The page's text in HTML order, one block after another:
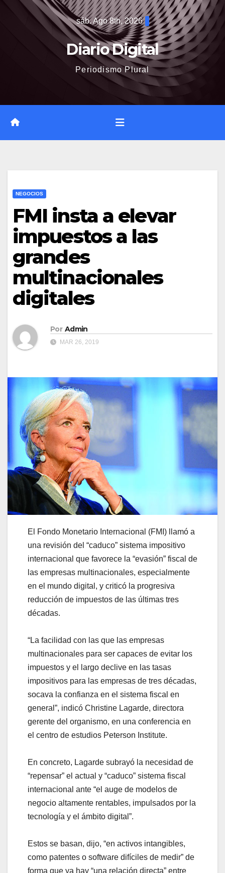
sáb. Ago 8th, 2026
Diario Digital
Periodismo Plural
NEGOCIOS
FMI insta a elevar
impuestos a las
grandes
multinacionales
digitales
Por Admin
MAR 26, 2019
El Fondo Monetario Internacional (FMI) llamó a
una revisión del “caduco” sistema impositivo
internacional que favorece la “evasión” fiscal de
las empresas multinacionales, especialmente
en el mundo digital, y criticó la progresiva
reducción de impuestos de las últimas tres
décadas.
“La facilidad con las que las empresas
multinacionales para ser capaces de evitar los
impuestos y el largo declive en las tasas
impositivos para las empresas de tres décadas,
socava la confianza en el sistema fiscal en
general”, indicó Christine Lagarde, directora
gerente del organismo, en una conferencia en
el centro de estudios Peterson Institute.
En concreto, Lagarde subrayó la necesidad de
“repensar” el actual y “caduco” sistema fiscal
internacional ante “el auge de modelos de
negocio altamente rentables, impulsados por la
tecnología y el ámbito digital”.
Estos se basan, dijo, “en activos intangibles,
como patentes o software difíciles de medir” de
forma que ya hay “una relación directa” entre